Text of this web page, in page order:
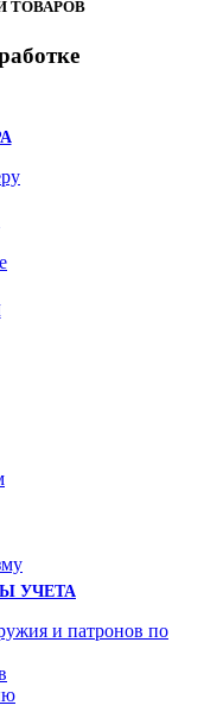
ТОВАРОВ
УЧЕТА
и патронов по